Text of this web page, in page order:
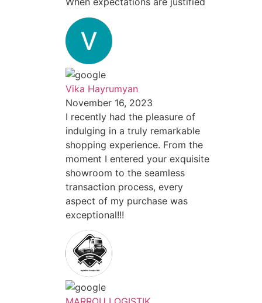
Vika Hayrumyan
November 16, 2023
I recently had the pleasure of
indulging in a truly remarkable
shopping experience. From the
moment I entered your exquisite
showroom to the seamless
transaction process, every
aspect of my purchase was
exceptional!!!